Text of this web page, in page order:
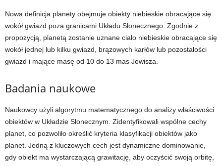
Nowa definicja planety obejmuje obiekty niebieskie obracające się
wokół gwiazd poza granicami Układu Słonecznego. Zgodnie z
propozycją, planetą zostanie uznane ciało niebieskie obracające się
wokół jednej lub kilku gwiazd, brązowych karłów lub pozostałości
gwiazd i mające masę od 10 do 13 mas Jowisza.
Badania naukowe
Naukowcy użyli algorytmu matematycznego do analizy właściwości
obiektów w Układzie Słonecznym. Zidentyfikowali wspólne cechy
planet, co pozwoliło określić kryteria klasyfikacji obiektów jako
planet. Jedną z kluczowych cech jest dynamiczne dominowanie,
gdy obiekt ma wystarczającą grawitację, aby oczyścić swoją orbitę,